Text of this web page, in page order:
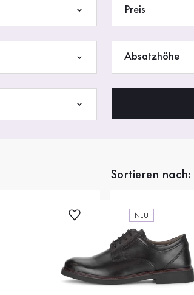
Preis
Absatzhöhe
Sortieren nach:
NEU